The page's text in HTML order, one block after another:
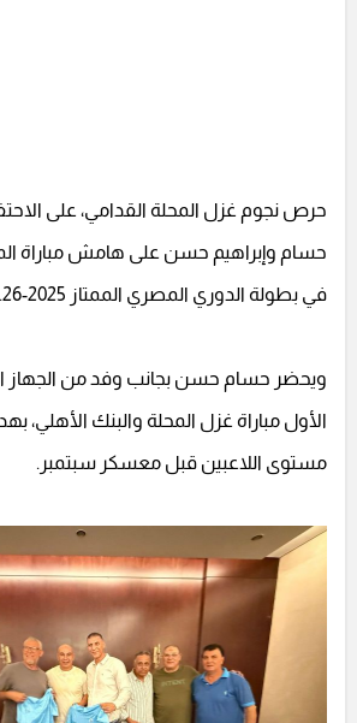
حرص نجوم غزل المحلة القدامي، على
حسام وإبراهيم حسن على هامش مباراة
في بطولة الدوري المصري الممتاز 2025-26.
ويحضر حسام حسن بجانب وفد من الجهاز
الأول مباراة غزل المحلة والبنك الأهلي،
مستوى اللاعبين قبل معسكر سبتمبر.